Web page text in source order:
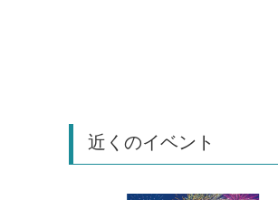
近くのイベント